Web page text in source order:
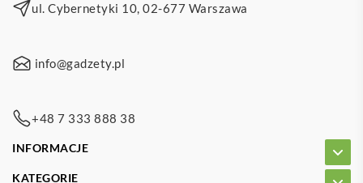
ul. Cybernetyki 10, 02-677 Warszawa
info@gadzety.pl
+48 7 333 888 38
INFORMACJE
KATEGORIE